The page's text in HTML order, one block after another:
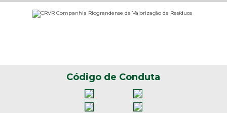
Código de Conduta